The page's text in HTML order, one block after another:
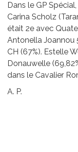
Dans le GP
Carina Scholz
était 2e avec
Antonella Joannou
CH (67%). Estelle
Donauwelle
dans le Cavalier
A. P.